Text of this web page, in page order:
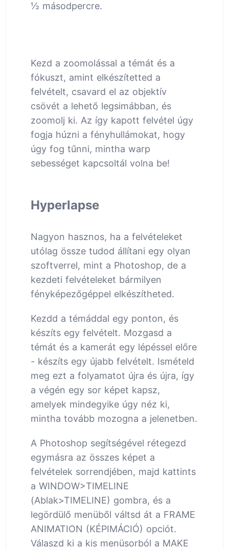
½ másodpercre.
Kezd a zoomolással a témát és a
fókuszt, amint elkészítetted a
felvételt, csavard el az objektív
csövét a lehető legsimábban, és
zoomolj ki. Az így kapott felvétel úgy
fogja húzni a fényhullámokat, hogy
úgy fog tűnni, mintha warp
sebességet kapcsoltál volna be!
Hyperlapse
Nagyon hasznos, ha a felvételeket
utólag össze tudod állítani egy olyan
szoftverrel, mint a Photoshop, de a
kezdeti felvételeket bármilyen
fényképezőgéppel elkészítheted.
Kezdd a témáddal egy ponton, és
készíts egy felvételt. Mozgasd a
témát és a kamerát egy lépéssel előre
- készíts egy újabb felvételt. Ismételd
meg ezt a folyamatot újra és újra, így
a végén egy sor képet kapsz,
amelyek mindegyike úgy néz ki,
mintha tovább mozogna a jelenetben.
A Photoshop segítségével rétegezd
egymásra az összes képet a
felvételek sorrendjében, majd kattints
a WINDOW>TIMELINE
(Ablak>TIMELINE) gombra, és a
legördülő menüből váltsd át a FRAME
ANIMATION (KÉPIMÁCIÓ) opciót.
Válaszd ki a kis menüsorból a MAKE